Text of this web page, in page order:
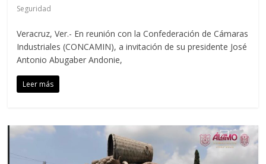
Seguridad
Veracruz, Ver.- En reunión con la Confederación de Cámaras
Industriales (CONCAMIN), a invitación de su presidente José
Antonio Abugaber Andonie,
Leer más